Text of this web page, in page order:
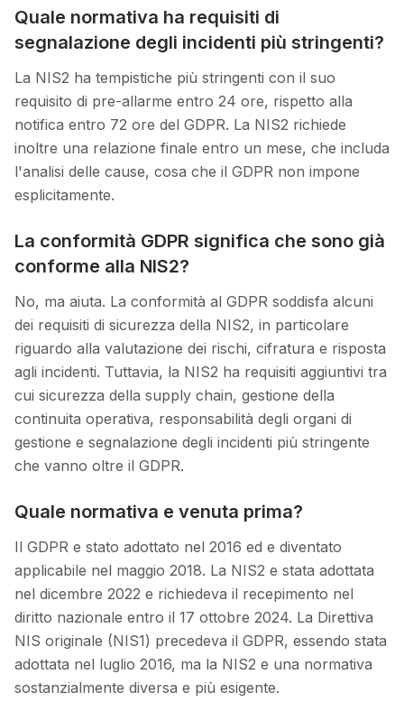
Quale normativa ha requisiti di
segnalazione degli incidenti più stringenti?
La NIS2 ha tempistiche più stringenti con il suo
requisito di pre-allarme entro 24 ore, rispetto alla
notifica entro 72 ore del GDPR. La NIS2 richiede
inoltre una relazione finale entro un mese, che includa
l'analisi delle cause, cosa che il GDPR non impone
esplicitamente.
La conformità GDPR significa che sono già
conforme alla NIS2?
No, ma aiuta. La conformità al GDPR soddisfa alcuni
dei requisiti di sicurezza della NIS2, in particolare
riguardo alla valutazione dei rischi, cifratura e risposta
agli incidenti. Tuttavia, la NIS2 ha requisiti aggiuntivi tra
cui sicurezza della supply chain, gestione della
continuita operativa, responsabilità degli organi di
gestione e segnalazione degli incidenti più stringente
che vanno oltre il GDPR.
Quale normativa e venuta prima?
Il GDPR e stato adottato nel 2016 ed e diventato
applicabile nel maggio 2018. La NIS2 e stata adottata
nel dicembre 2022 e richiedeva il recepimento nel
diritto nazionale entro il 17 ottobre 2024. La Direttiva
NIS originale (NIS1) precedeva il GDPR, essendo stata
adottata nel luglio 2016, ma la NIS2 e una normativa
sostanzialmente diversa e più esigente.